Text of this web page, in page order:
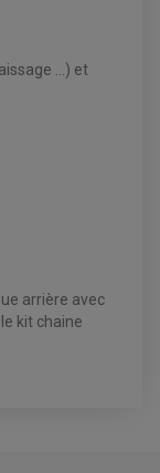
...) et
arrière avec
kit chaine